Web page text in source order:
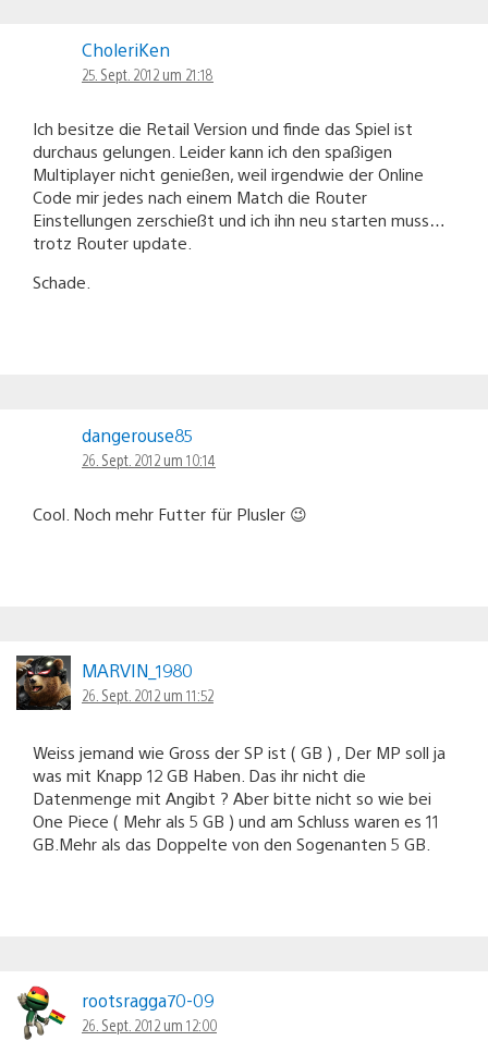
CholeriKen
25. Sept. 2012 um 21:18
Ich besitze die Retail Version und finde das Spiel ist
durchaus gelungen. Leider kann ich den spaßigen
Multiplayer nicht genießen, weil irgendwie der Online
Code mir jedes nach einem Match die Router
Einstellungen zerschießt und ich ihn neu starten muss…
trotz Router update.
Schade.
dangerouse85
26. Sept. 2012 um 10:14
Cool. Noch mehr Futter für Plusler 😉
MARVIN_1980
26. Sept. 2012 um 11:52
Weiss jemand wie Gross der SP ist ( GB ) , Der MP soll ja
was mit Knapp 12 GB Haben. Das ihr nicht die
Datenmenge mit Angibt ? Aber bitte nicht so wie bei
One Piece ( Mehr als 5 GB ) und am Schluss waren es 11
GB.Mehr als das Doppelte von den Sogenanten 5 GB.
rootsragga70-09
26. Sept. 2012 um 12:00